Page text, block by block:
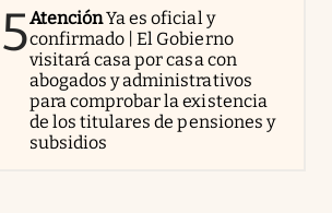
5AtenciónYa es oficial y
confirmado | El Gobierno
visitará casa por casa con
abogados y administrativos
para comprobar la existencia
de los titulares de pensiones y
subsidios